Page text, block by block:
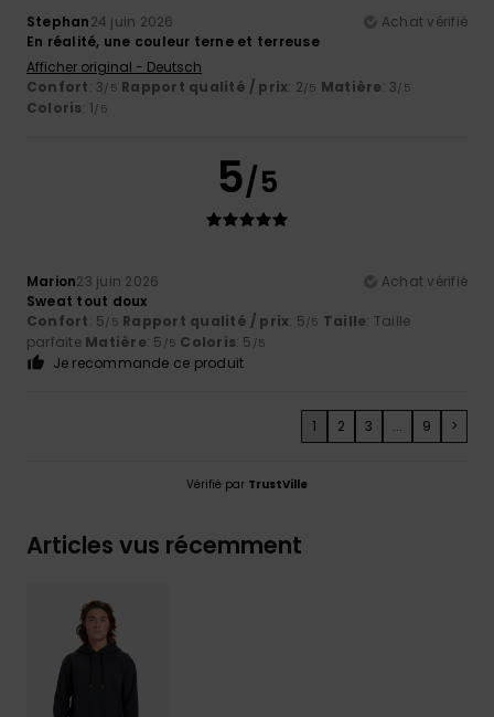
Stephan24 juin 2026
Achat vérifié
En réalité, une couleur terne et terreuse
Afficher original - Deutsch
Confort: 3/5 Rapport qualité / prix: 2/5 Matière: 3/5
Coloris: 1/5
5/5
Marion23 juin 2026
Achat vérifié
Sweat tout doux
Confort: 5/5 Rapport qualité / prix: 5/5 Taille: Taille
parfaite Matière: 5 /5 Coloris: 5 /5
Je recommande ce produit
1 2 3 ... 9 >
Vérifié par TrustVille
Articles vus récemment